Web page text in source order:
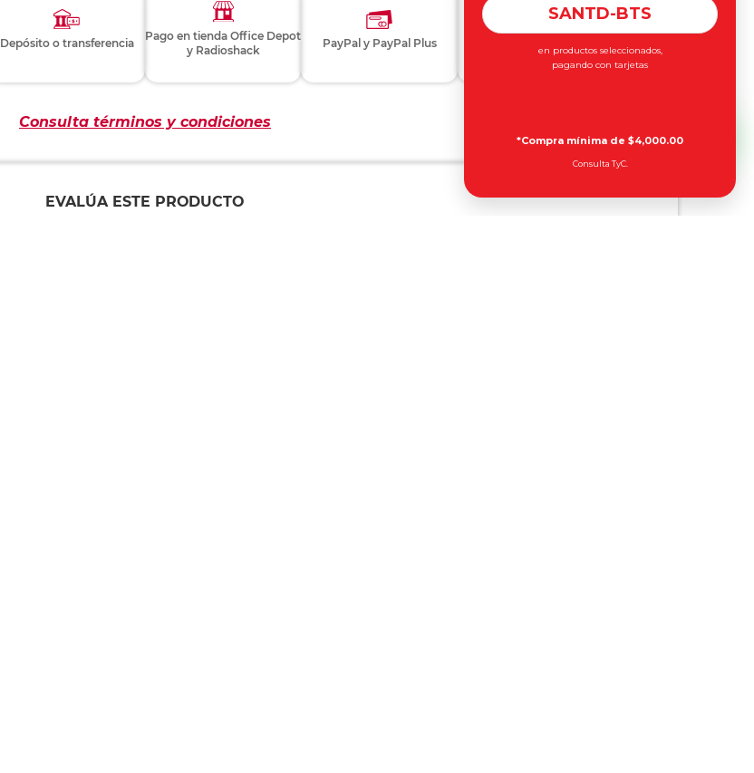
Depósito o transferencia
Pago en tienda Office Depot
y Radioshack
PayPal y PayPal Plus
Otros métodos de pago
Consulta términos y condiciones
EVALÚA ESTE PRODUCTO
SANTD-BTS
en productos seleccionados,
pagando con tarjetas
*Compra mínima de $4,000.00
Consulta TyC.